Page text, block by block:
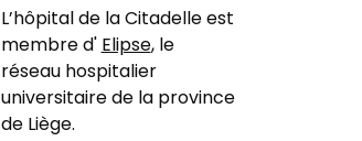
L’hôpital de la Citadelle est
membre d'Elipse, le
réseau hospitalier
universitaire de la province
de Liège.